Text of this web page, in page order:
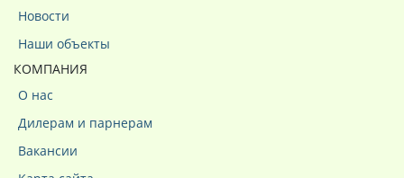
Новости
Наши объекты
КОМПАНИЯ
О нас
Дилерам и парнерам
Вакансии